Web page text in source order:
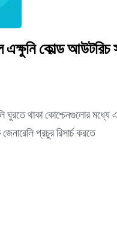
কোল্ড আউটরিচ
ঘুরতে থাকা কোশ্চেনগুলোর
প্রচুর রিসার্চ করতে